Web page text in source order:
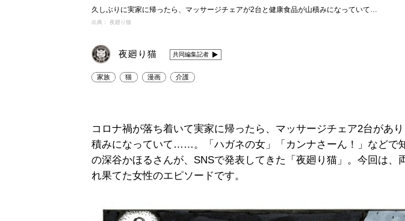
久しぶりに実家に帰ったら、マッサージチェアが2台と健康食品が山積みになっていて…
出典： 夜廻り猫
夜廻り猫 共同編集記者
家族 猫 漫画 介護
コロナ禍が落ち着いて実家に帰ったら、マッサージチェア2台があ
積みになっていて……。「ハガネの女」「カンナさーん！」などで
の深谷かほるさんが、SNSで発表してきた「夜廻り猫」。今回は、
れ果てた女性のエピソードです。